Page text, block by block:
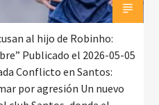
al hijo de Robinho:
Publicado el 2026-05-05
Conflicto en Santos:
por agresión Un nuevo